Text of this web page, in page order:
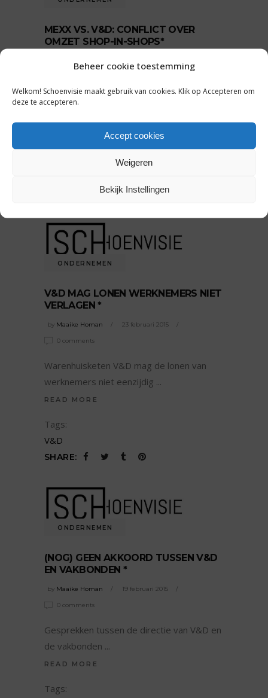
Beheer cookie toestemming
Welkom! Schoenvisie maakt gebruik van cookies. Klik op Accepteren om
deze te accepteren.
Accept cookies
Weigeren
Bekijk Instellingen
MEXX VS. V&D: CONFLICT OVER
OMZET SHOP-IN-SHOPS*
Na het faillissement van Mexx kwam de
ONDERNEMEN
V&D MAG LONEN WERKNEMERS NIET
VERLAGEN *
by Maaike Homan 23 februari 2015
0 comments
Warenhuisketen V&D mag de lonen van
werknemers niet eenzijdig
READ MORE
Tags:
V&D
SHARE:
ONDERNEMEN
(NOG) GEEN AKKOORD TUSSEN V&D
EN VAKBONDEN *
by Maaike Homan 19 februari 2015
0 comments
Gesprekken tussen de directie van V&D en
de vakbonden
READ MORE
Tags: